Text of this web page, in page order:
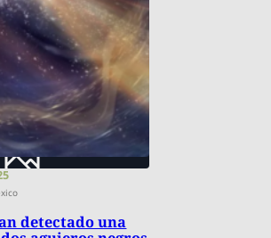
detectado una